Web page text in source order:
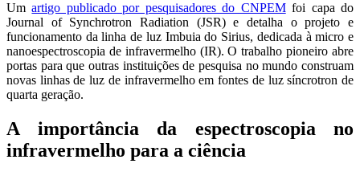
Umartigo publicado por pesquisadores do CNPEMfoi capa do
Journal of Synchrotron Radiation (JSR) e detalha o projeto e
funcionamento da linha de luz Imbuia do Sirius, dedicada à micro e
nanoespectroscopia de infravermelho (IR). O trabalho pioneiro abre
portas para que outras instituições de pesquisa no mundo construam
novas linhas de luz de infravermelho em fontes de luz síncrotron de
quarta geração.
A importância da espectroscopia no
infravermelho para a ciência